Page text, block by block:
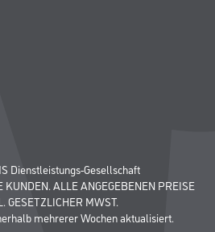
Dienstleistungs-Gesellschaft
ALLE ANGEGEBENEN PREISE
GESETZLICHER MWST.
mehrerer Wochen aktualisiert.